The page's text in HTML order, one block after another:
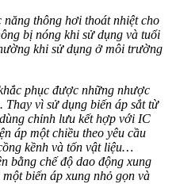
thông hơi thoát nhiệt cho
bị nóng khi sử dụng và tuổi
khi sử dụng ở môi trường
phục được những nhược
Thay vì sử dụng biến áp sắt từ
chỉnh lưu kết hợp với IC
áp một chiều theo yêu cầu
kềnh và tốn vật liệu…
bằng chế độ dao động xung
biến áp xung nhỏ gọn và